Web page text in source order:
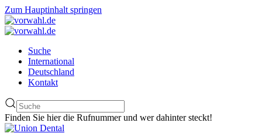
Zum Hauptinhalt springen
Suche
International
Deutschland
Kontakt
Finden Sie hier die Rufnummer und wer dahinter steckt!